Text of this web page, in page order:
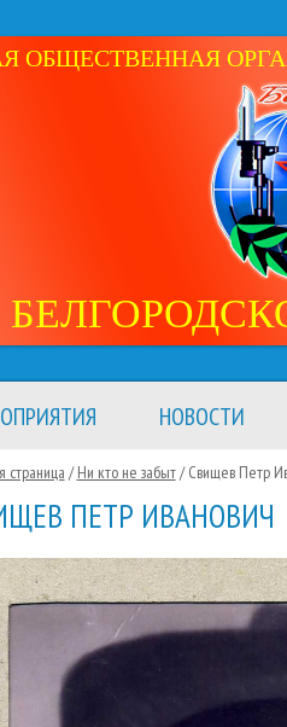
ОБЩЕСТВЕННАЯ
НОВОСТИ
страница /Ни кто не забыт/Свищев Петр
ПЕТР ИВАНОВИЧ